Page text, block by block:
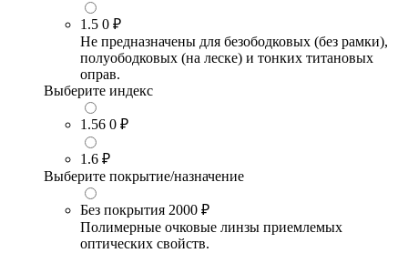
1.5 0 ₽
Не предназначены для безободковых (без рамки),
полуободковых (на леске) и тонких титановых
оправ.
Выберите индекс
1.56 0 ₽
1.6 ₽
Выберите покрытие/назначение
Без покрытия 2000 ₽
Полимерные очковые линзы приемлемых
оптических свойств.